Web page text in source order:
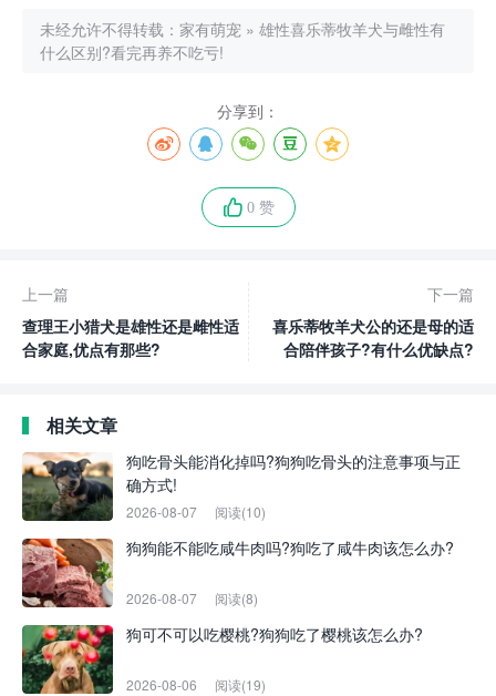
未经允许不得转载： 家有萌宠 » 雄性喜乐蒂牧羊犬与雌性有
什么区别?看完再养不吃亏!
分享到：
0 赞
上一篇
查理王小猎犬是雄性还是雌性适
合家庭,优点有那些?
下一篇
喜乐蒂牧羊犬公的还是母的适
合陪伴孩子?有什么优缺点?
相关文章
狗吃骨头能消化掉吗?狗狗吃骨头的注意事项与正
确方式!
2026-08-07 阅读(10)
狗狗能不能吃咸牛肉吗?狗吃了咸牛肉该怎么办?
2026-08-07 阅读(8)
狗可不可以吃樱桃?狗狗吃了樱桃该怎么办?
2026-08-06 阅读(19)